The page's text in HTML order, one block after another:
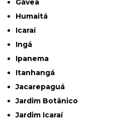
Gávea
Humaitá
Icaraí
Ingá
Ipanema
Itanhangá
Jacarepaguá
Jardim Botânico
Jardim Icaraí